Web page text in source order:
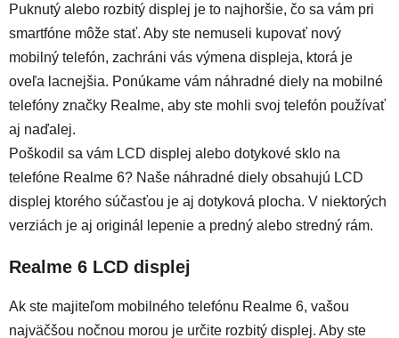
Puknutý alebo rozbitý displej je to najhoršie, čo sa vám pri
smartfóne môže stať. Aby ste nemuseli kupovať nový
mobilný telefón, zachráni vás výmena displeja, ktorá je
oveľa lacnejšia. Ponúkame vám náhradné diely na mobilné
telefóny značky Realme, aby ste mohli svoj telefón používať
aj naďalej.
Poškodil sa vám LCD displej alebo dotykové sklo na
telefóne Realme 6? Naše náhradné diely obsahujú LCD
displej ktorého súčasťou je aj dotyková plocha. V niektorých
verziách je aj originál lepenie a predný alebo stredný rám.
Realme 6 LCD displej
Ak ste majiteľom mobilného telefónu Realme 6, vašou
najväčšou nočnou morou je určite rozbitý displej. Aby ste